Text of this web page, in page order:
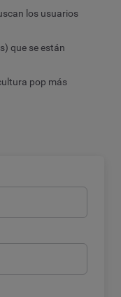
los usuarios
que se están
pop más